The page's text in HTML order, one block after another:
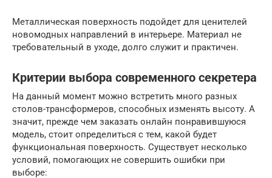
Металлическая поверхность подойдет для ценителей
новомодных направлений в интерьере. Материал не
требовательный в уходе, долго служит и практичен.
Критерии выбора современного секретера
На данный момент можно встретить много разных
столов-трансформеров, способных изменять высоту. А
значит, прежде чем заказать онлайн понравившуюся
модель, стоит определиться с тем, какой будет
функциональная поверхность. Существует несколько
условий, помогающих не совершить ошибки при
выборе: